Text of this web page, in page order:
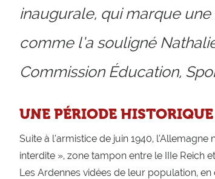
inaugurale, qui marque
comme l’a souligné
Commission Éducation,
UNE PÉRIODE
Suite à l’armistice de juin 1940,
interdite », zone tampon entre le IIIe Reich
Les Ardennes vidées de leur population,